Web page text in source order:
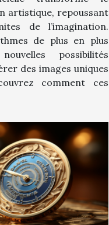
artistique, repoussant
de l’imagination.
de plus en plus
possibilités
des images uniques
comment ces